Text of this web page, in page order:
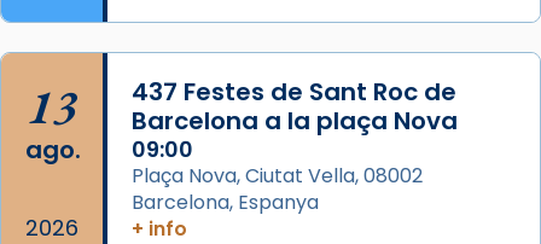
13
ago.
2026
437 Festes de Sant Roc de
Barcelona a la plaça Nova
09:00
Plaça Nova, Ciutat Vella, 08002
Barcelona, Espanya
+ info